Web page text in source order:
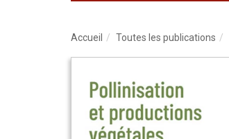
Accueil Toutes les publications